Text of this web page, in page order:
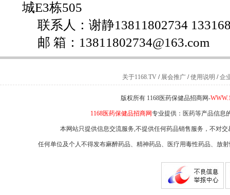
城E3栋505
联系人：谢静13811802734
邮 箱：13811802734@163.com
关于1168.TV / 展会推广 /使用说明 /企
版权所有 1168医药保健品招商网-
1168医药保健品招商网专业提供：医药等产品信息
本网站只提供信息交流服务,不提供任何药品销售服务，不对
任何单位及个人不得发布麻醉药品、精神药品、医疗用毒性药品、放